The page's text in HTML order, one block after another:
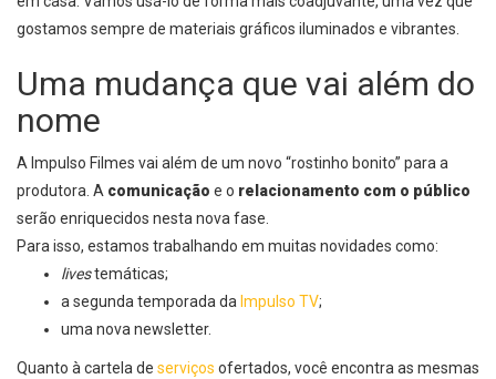
gostamos sempre de materiais gráficos iluminados e vibrantes.
Uma mudança que vai além do
nome
A Impulso Filmes vai além de um novo “rostinho bonito” para a
produtora. A comunicação e o relacionamento com o público
serão enriquecidos nesta nova fase.
Para isso, estamos trabalhando em muitas novidades como:
livestemáticas;
a segunda temporada da Impulso TV;
uma nova newsletter.
Quanto à cartela de serviços ofertados, você encontra as mesmas